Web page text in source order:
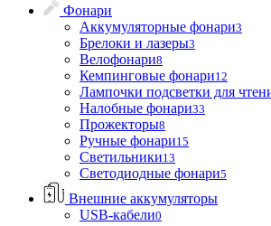
Фонари
Аккумуляторные фонари3
Брелоки и лазеры3
Велофонари8
Кемпинговые фонари12
Лампочки подсветки для
Налобные фонари33
Прожекторы8
Ручные фонари15
Светильники13
Светодиодные фонари5
Внешние аккумуляторы
USB-кабели0